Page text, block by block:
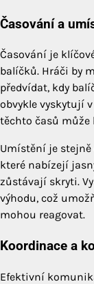
Časování a
Časování je
balíčků. Hráči by
předvídat, kdy
obvykle vyskytují
těchto časů
Umístění je stejně
které nabízejí
zůstávají skryti.
výhodu, což
mohou reagovat.
Koordinace a
Efektivní